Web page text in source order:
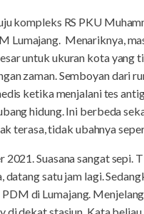
kompleks RS PKU
Lumajang. Menariknya,
untuk ukuran kota
zaman. Semboyan dari
ketika menjalani tes
hidung. Ini berbeda
terasa, tidak ubahnya
Suasana sangat
datang satu jam lagi.
di Lumajang.